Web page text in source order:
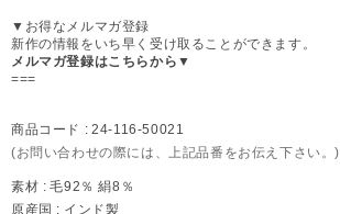
▼お得なメルマガ登録
新作の情報をいち早く受け取ることができます。
メルマガ登録はこちらから▼
===
商品コード : 24-116-50021
(お問い合わせの際には、上記品番をお伝え下さい。)
素材 : 毛92％ 絹8％
原産国 : インド製